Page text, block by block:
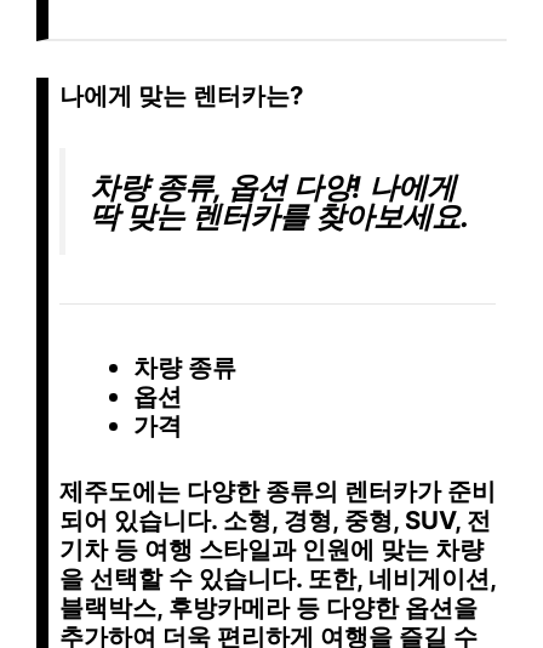
나에게 맞는 렌터카는?
차량 종류, 옵션 다양! 나에게
딱 맞는 렌터카를 찾아보세요.
차량 종류
옵션
가격
제주도에는 다양한 종류의 렌터카가 준비
되어 있습니다. 소형, 경형, 중형, SUV, 전
기차 등 여행 스타일과 인원에 맞는 차량
을 선택할 수 있습니다. 또한, 네비게이션,
블랙박스, 후방카메라 등 다양한 옵션을
추가하여 더욱 편리하게 여행을 즐길 수